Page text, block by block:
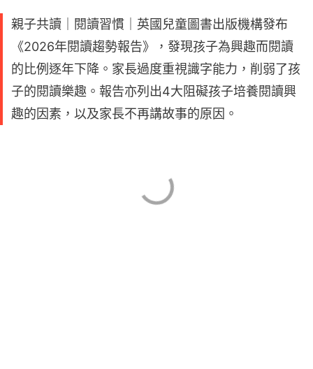
親子共讀｜閱讀習慣｜英國兒童圖書出版機構發布
《2026年閱讀趨勢報告》，發現孩子為興趣而閱讀
的比例逐年下降。家長過度重視識字能力，削弱了孩
子的閱讀樂趣。報告亦列出4大阻礙孩子培養閱讀興
趣的因素，以及家長不再講故事的原因。